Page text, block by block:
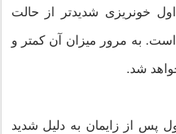
ساعت اول خونریزی شدیدتر از حالت
به مرور میزان آن كمتر و
شد.
اول پس از زایمان به دلیل شدید